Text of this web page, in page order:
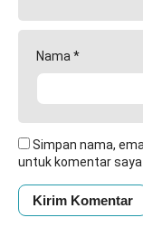
Nama *
Simpan nama,
untuk komentar saya